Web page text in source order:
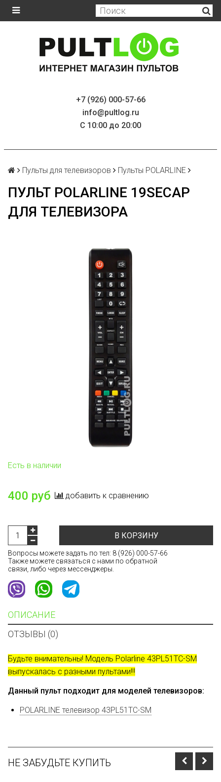
+7 (926) 000-57-66
info@pultlog.ru
С 10:00 до 20:00
Пульты для телевизоров Пульты POLARLINE
ПУЛЬТ POLARLINE 19SECAP
ДЛЯ ТЕЛЕВИЗОРА
Есть в наличии
400 руб добавить к сравнению
В КОРЗИНУ
Вопросы можете задать по тел: 8 (926) 000-57-66
Также можете связаться с нами по обратной
связи, либо через мессенджеры.
ОПИСАНИЕ
ОТЗЫВЫ (0)
Будьте внимательны! Модель Polarline 43PL51TC-SM
выпускалась с разными пультами!!!
Данный пульт подходит для моделей телевизоров:
POLARLINE телевизор 43PL51TC-SM
НЕ ЗАБУДЬТЕ КУПИТЬ